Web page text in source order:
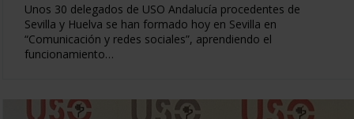
Unos 30 delegados de USO Andalucía procedentes de
Sevilla y Huelva se han formado hoy en Sevilla en
“Comunicación y redes sociales”, aprendiendo el
funcionamiento…